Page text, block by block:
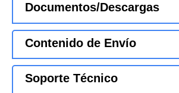
Documentos/Descargas
Contenido de Envío
Soporte Técnico